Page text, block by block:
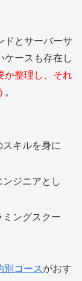
ドとサーバーサ
ケースも存在し
か整理し、それ
。
スキルを身に
ンジニアとし
ミングスクー
別コースがおす